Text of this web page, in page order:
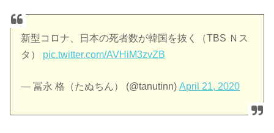
新型コロナ、日本の死者数が韓国を抜く（TBS Ｎス
タ） pic.twitter.com/AVHiM3zvZB
— 冨永 格（たぬちん） (@tanutinn)April 21, 2020